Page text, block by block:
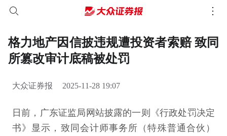
格力地产因信披违规遭投资者索赔 致同
所篡改审计底稿被处罚
大众证券报 2025-11-28 19:07
日前，广东证监局网站披露的一则《行政处罚决定
书》显示，致同会计师事务所（特殊普通合伙）